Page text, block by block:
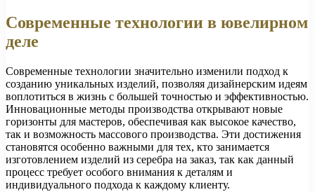
Современные технологии в ювелирном
деле
Современные технологии значительно изменили подход к
созданию уникальных изделий, позволяя дизайнерским идеям
воплотиться в жизнь с большей точностью и эффективностью.
Инновационные методы производства открывают новые
горизонты для мастеров, обеспечивая как высокое качество,
так и возможность массового производства. Эти достижения
становятся особенно важными для тех, кто занимается
изготовлением изделий из серебра на заказ, так как данный
процесс требует особого внимания к деталям и
индивидуального подхода к каждому клиенту.